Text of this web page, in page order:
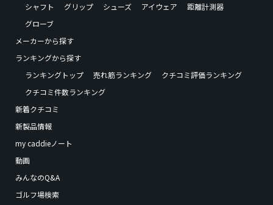
シャフト
グリップ シューズ アイウェア
距離計測器
グローブ
メーカーから探す
ランキングから探す
ランキングトップ
売れ筋ランキング
クチコミ評価ランキング
クチコミ件数ランキング
新着クチコミ
新製品情報
my caddieノート
動画
みんなのQ&A
ゴルフ場検索